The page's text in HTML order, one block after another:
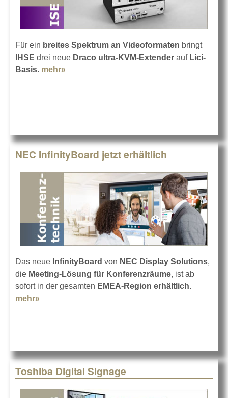
Für ein breites Spektrum an Videoformaten bringt
IHSE drei neue Draco ultra-KVM-Extender aufLici-
Basis. mehr»
NEC InfinityBoard jetzt erhältlich
Das neue InfinityBoard von NEC Display Solutions,
die Meeting-Lösung für Konferenzräume, ist ab
sofort in der gesamten EMEA-Region erhältlich.
mehr»
Toshiba Digital Signage